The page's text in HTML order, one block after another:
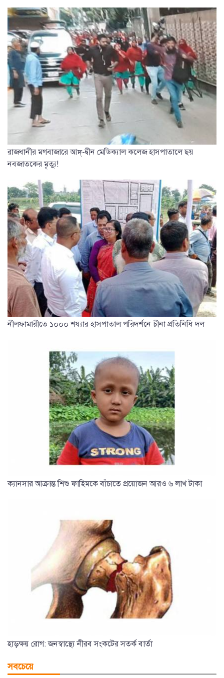
রাজধানীর মগবাজারে আদ্-দ্বীন মেডিক্যাল কলেজ হাসপাতালে ছয়
নবজাতকের মৃত্যু!
নীলফামারীতে ১০০০ শয্যার হাসপাতাল পরিদর্শনে চীনা প্রতিনিধি দল
ক্যানসার আক্রান্ত শিশু ফাহিমকে বাঁচাতে প্রয়োজন আরও ৬ লাখ টাকা
হাড়ক্ষয় রোগ: জনস্বাস্থ্যে নীরব সংকটের সতর্ক বার্তা
সবচেয়ে